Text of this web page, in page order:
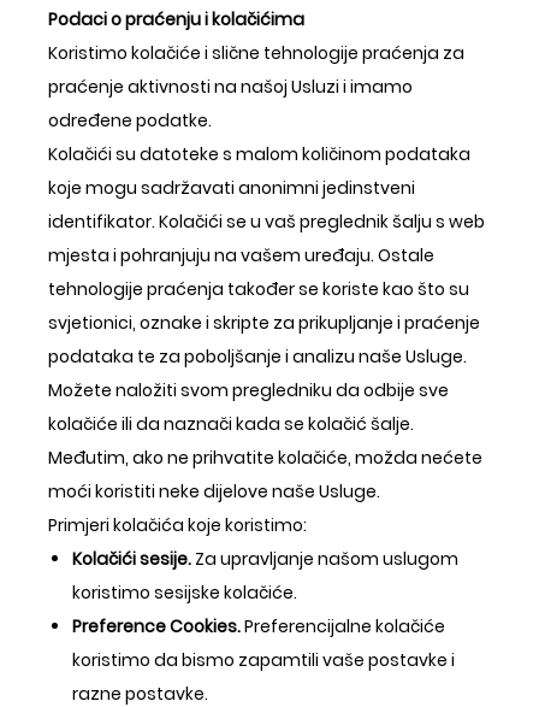
Podaci o praćenju i kolačićima
Koristimo kolačiće i slične tehnologije praćenja za
praćenje aktivnosti na našoj Usluzi i imamo
određene podatke.
Kolačići su datoteke s malom količinom podataka
koje mogu sadržavati anonimni jedinstveni
identifikator. Kolačići se u vaš preglednik šalju s web
mjesta i pohranjuju na vašem uređaju. Ostale
tehnologije praćenja također se koriste kao što su
svjetionici, oznake i skripte za prikupljanje i praćenje
podataka te za poboljšanje i analizu naše Usluge.
Možete naložiti svom pregledniku da odbije sve
kolačiće ili da naznači kada se kolačić šalje.
Međutim, ako ne prihvatite kolačiće, možda nećete
moći koristiti neke dijelove naše Usluge.
Primjeri kolačića koje koristimo:
Kolačići sesije. Za upravljanje našom uslugom
koristimo sesijske kolačiće.
Preference Cookies.Preferencijalne kolačiće
koristimo da bismo zapamtili vaše postavke i
razne postavke.